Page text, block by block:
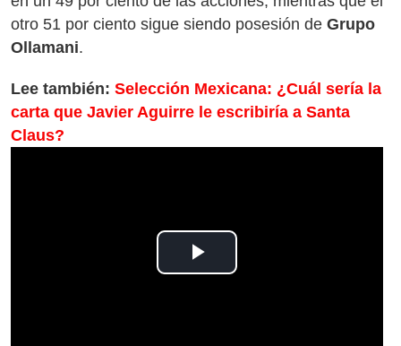
otro 51 por ciento sigue siendo posesión de Grupo
Ollamani.
Lee también: Selección Mexicana: ¿Cuál sería la
carta que Javier Aguirre le escribiría a Santa
Claus?
Play